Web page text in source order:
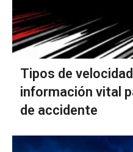
Tipos de
información vital
de accidente